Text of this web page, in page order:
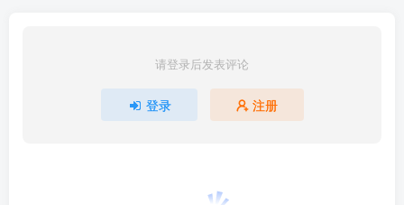
请登录后发表评论
登录 注册